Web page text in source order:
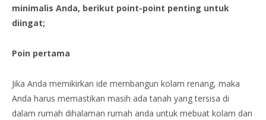
minimalis Anda, berikut point-point penting untuk
diingat;
Poin pertama
Jika Anda memikirkan ide membangun kolam renang, maka
Anda harus memastikan masih ada tanah yang tersisa di
dalam rumah dihalaman rumah anda untuk mebuat kolam dan